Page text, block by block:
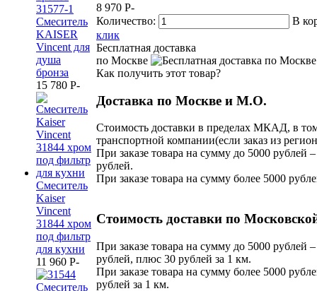
31577-1
Смеситель
KAISER
Vincent для
душа
бронза
15 780 P-
Смеситель
Kaiser
Vincent
31844 хром
под фильтр
для кухни
11 960 P-
8 970 P-
Количество:
В
клик
Бесплатная доставка
по Москве
Как получить этот товар?
Доставка по Москве и М.О.
Стоимость доставки в пределах МКАД, в
транспортной компании(если заказ из
При заказе товара на сумму до 5000 рублей –
рублей.
При заказе товара на сумму более 5000
Стоимость доставки по
При заказе товара на сумму до 5000 рублей –
рублей, плюс 30 рублей за 1 км.
При заказе товара на сумму более 5000
рублей за 1 км.